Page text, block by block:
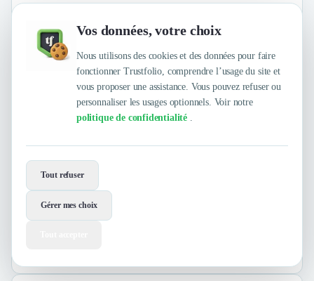
Vos données, votre choix
Nous utilisons des cookies et des données pour faire
fonctionner Trustfolio, comprendre l’usage du site et
vous proposer une assistance. Vous pouvez refuser ou
personnaliser les usages optionnels. Voir notre
politique de confidentialité .
Tout refuser
Gérer mes choix
Avoir le mojo, c’est un état d’esprit et c’est le quotidien de
l’agence !